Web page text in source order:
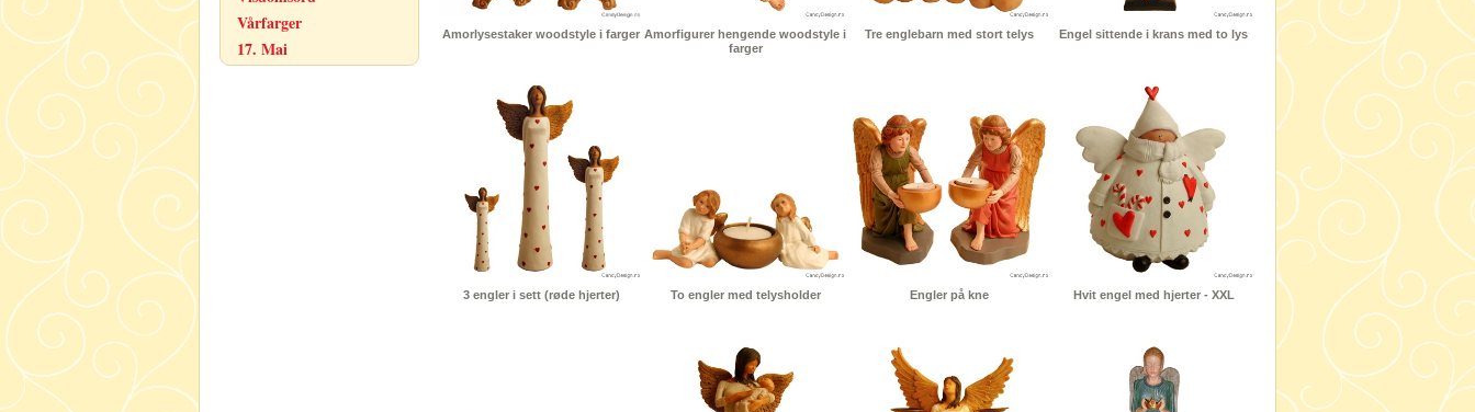
Vårfarger
17. Mai
Amorlysestaker woodstyle i farger Amorfigurer hengende woodstyle i
farger
Tre englebarn med stort telys Engel sittende i krans med to lys
3 engler i sett (røde hjerter) To engler med telysholder Engler på kne Hvit engel med hjerter - XXL